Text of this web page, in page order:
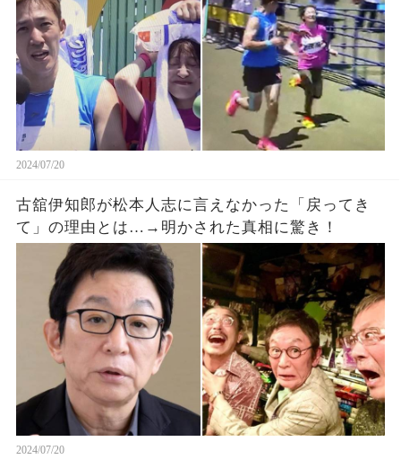
2024/07/20
古舘伊知郎が松本人志に言えなかった「戻ってき
て」の理由とは…→明かされた真相に驚き！
2024/07/20